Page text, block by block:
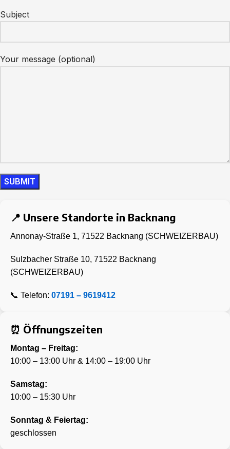
Subject
Your message (optional)
📍 Unsere Standorte in Backnang
Annonay-Straße 1, 71522 Backnang (SCHWEIZERBAU)
Sulzbacher Straße 10, 71522 Backnang
(SCHWEIZERBAU)
📞 Telefon: 07191 – 9619412
⏰ Öffnungszeiten
Montag – Freitag:
10:00 – 13:00 Uhr & 14:00 – 19:00 Uhr
Samstag:
10:00 – 15:30 Uhr
Sonntag & Feiertag:
geschlossen